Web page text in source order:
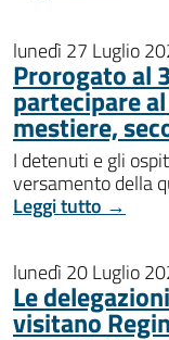
lunedì 27 Luglio
Prorogato al
partecipare
mestiere,
I detenuti e gli
versamento della
Leggi tutto →
lunedì 20 Luglio
Le
visitano